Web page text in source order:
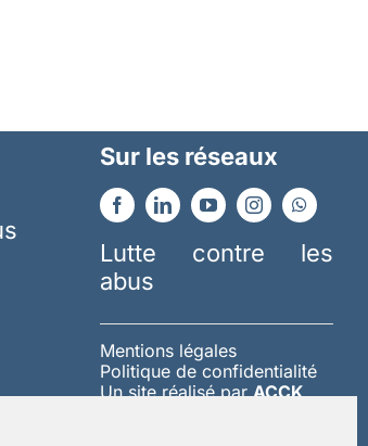
Sur les réseaux
Lutte contre les
abus
Mentions légales
Politique de confidentialité
Un site réalisé parACCK